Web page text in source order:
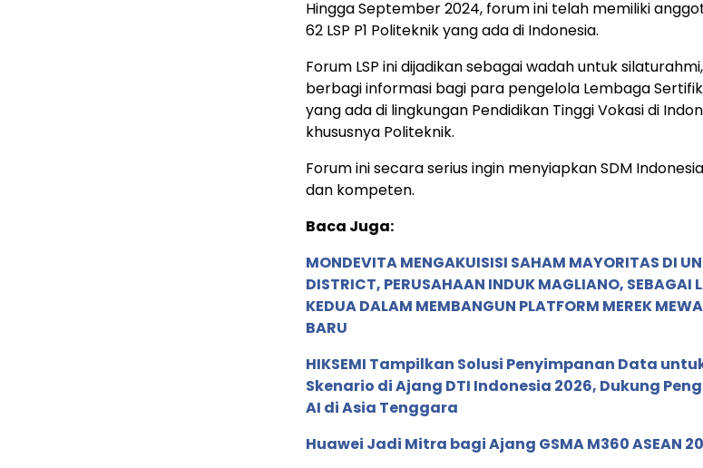
Hingga September 2024, forum ini telah memiliki
62 LSP P1 Politeknik yang ada di Indonesia.
Forum LSP ini dijadikan sebagai wadah untuk
berbagi informasi bagi para pengelola Lembaga
yang ada di lingkungan Pendidikan Tinggi Vokasi di
khususnya Politeknik.
Forum ini secara serius ingin menyiapkan SDM
dan kompeten.
Baca Juga:
MONDEVITA MENGAKUISISI SAHAM MAYORITAS DI
DISTRICT, PERUSAHAAN INDUK MAGLIANO, SEBAGAI
KEDUA DALAM MEMBANGUN PLATFORM MEREK
BARU
HIKSEMI Tampilkan Solusi Penyimpanan Data
Skenario di Ajang DTI Indonesia 2026, Dukung
AI di Asia Tenggara
Huawei Jadi Mitra bagi Ajang GSMA M360 ASEAN